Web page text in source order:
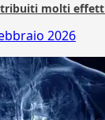
molti
2026